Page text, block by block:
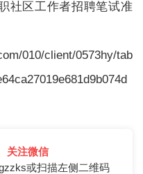
社区工作者招聘笔试准
010/client/0573hy/tab
关注微信
或扫描左侧二维码